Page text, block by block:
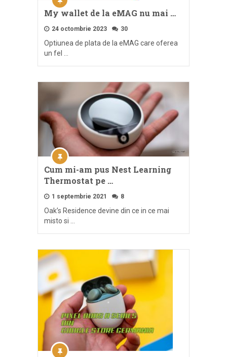
My wallet de la eMAG nu mai …
24 octombrie 2023 30
Optiunea de plata de la eMAG care oferea
un fel …
Cum mi-am pus Nest Learning
Thermostat pe …
1 septembrie 2021 8
Oak’s Residence devine din ce in ce mai
misto si …